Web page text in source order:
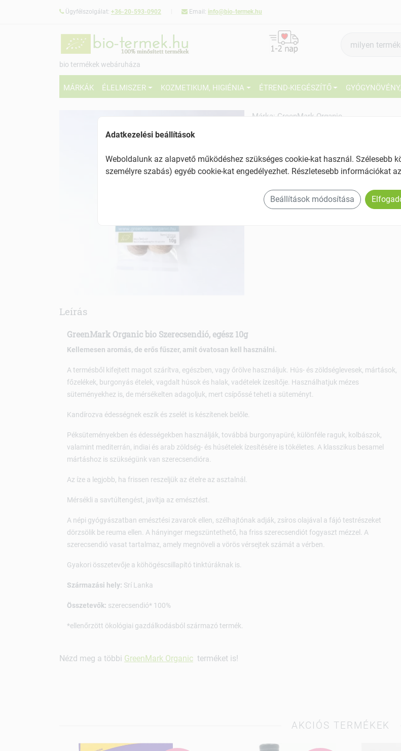
Ügyfélszolgálat: +36-20-593-0902 Email: info@bio-termek.hu
bio termékek webáruháza
keresés
MÁRKÁK ÉLELMISZER KOZMETIKUM, HIGIÉNIA ÉTREND-KIEGÉSZÍTŐ
Márka: GreenMark Organic
Tartalom: 10 g
EAN: 5999562481820
Leírás
GreenMark Organic bio Szerecsendió, egész 10g
Kellemesen aromás, de erős fűszer, amit óvatosan kell használni.
A termésből kifejtett magot szárítva, egészben, vagy őrölve használjuk. Hús- és zöldséglevesek, mártások,
főzelékek, burgonyás ételek, vagdalt húsok és halak, vadételek ízesítője. Használhatjuk mézes
süteményekhez is, de mérsékelten adagoljuk, mert csípőssé teheti a süteményt.
Kandírozva édességnek eszik és zselét is készítenek belőle.
Péksüteményekben és édességekben használják, továbbá burgonyapüré, különféle raguk, kolbászok,
valamint mediterrán, indiai és arab zöldség- és húsételek ízesítésére is tökéletes. A klasszikus besamel
mártáshoz is szükségünk van szerecsendióra.
Az íze a legjobb, ha frissen reszeljük az ételre az asztalnál.
Mérsékli a savtúltengést, javítja az emésztést.
A népi gyógyászatban emésztési zavarok ellen, szélhajtónak adják, zsíros olajával a fájó testrészeket
dörzsölik be reuma ellen. A hányinger megszüntethető, ha friss szerecsendiót fogyaszt mézzel. A
szerecsendió vasat tartalmaz, amely megnöveli a vörös vérsejtek számát a vérben.
Gyakori összetevője a köhögéscsillapító tinktúráknak is.
Származási hely: Srí Lanka
Összetevők: szerecsendió* 100%
*ellenőrzött ökológiai gazdálkodásból származó termék.
Nézd meg a többi GreenMark Organic terméket is!
AKCIÓS TERMÉKEK
Adatkezelési beállítások
Weboldalunk az alapvető működéshez szükséges cookie-kat használ. Szélesebb
személyre szabás) egyéb cookie-kat engedélyezhet. Részletesebb információkat az
Beállítások módosítása